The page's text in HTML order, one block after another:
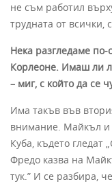
не съм работил
трудната от всички,
Нека разгледаме
Корлеоне. Имаш ли
– миг, с който да се
Има такъв във
внимание. Майкъл и
Куба, където гледат
Фредо казва на
тук.” И се разбира,